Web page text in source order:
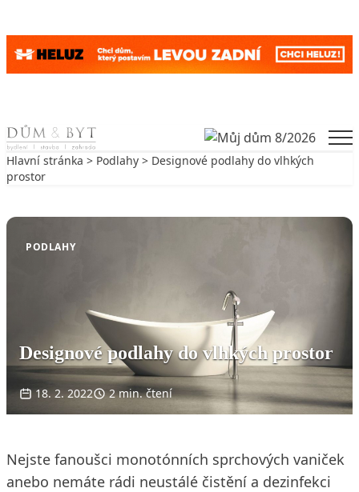
Skip to content
Hlavní stránka > Podlahy > Designové podlahy do vlhkých
prostor
PODLAHY
Designové podlahy do vlhkých prostor
18. 2. 2022 2 min. čtení
Nejste fanoušci monotónních sprchových vaniček
anebo nemáte rádi neustálé čistění a dezinfekci